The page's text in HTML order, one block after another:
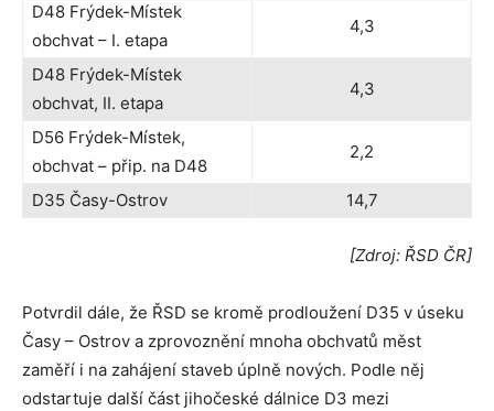
D48 Frýdek-Místek
obchvat – I. etapa
4,3
D48 Frýdek-Místek
obchvat, II. etapa
4,3
D56 Frýdek-Místek,
obchvat – přip. na D48
2,2
D35 Časy-Ostrov 14,7
[Zdroj: ŘSD ČR]
Potvrdil dále, že ŘSD se kromě prodloužení D35 v úseku
Časy – Ostrov a zprovoznění mnoha obchvatů měst
zaměří i na zahájení staveb úplně nových. Podle něj
odstartuje další část jihočeské dálnice D3 mezi